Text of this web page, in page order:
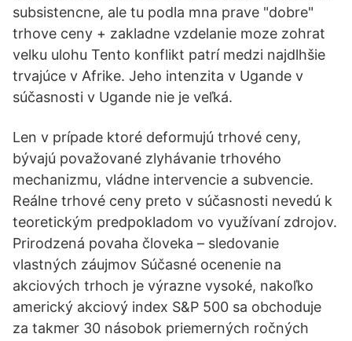
subsistencne, ale tu podla mna prave "dobre"
trhove ceny + zakladne vzdelanie moze zohrat
velku ulohu Tento konflikt patrí medzi najdlhšie
trvajúce v Afrike. Jeho intenzita v Ugande v
súčasnosti v Ugande nie je veľká.
Len v prípade ktoré deformujú trhové ceny,
bývajú považované zlyhávanie trhového
mechanizmu, vládne intervencie a subvencie.
Reálne trhové ceny preto v súčasnosti nevedú k
teoretickým predpokladom vo využívaní zdrojov.
Prirodzená povaha človeka – sledovanie
vlastných záujmov Súčasné ocenenie na
akciových trhoch je výrazne vysoké, nakoľko
americký akciový index S&P 500 sa obchoduje
za takmer 30 násobok priemerných ročných